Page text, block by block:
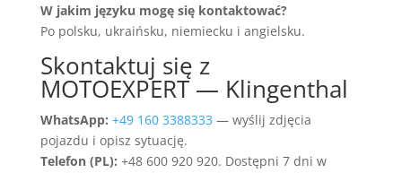
W jakim języku mogę się kontaktować?
Po polsku, ukraińsku, niemiecku i angielsku.
Skontaktuj się z
MOTOEXPERT — Klingenthal
WhatsApp: +49 160 3388333 — wyślij zdjęcia
pojazdu i opisz sytuację.
Telefon (PL): +48 600 920 920. Dostępni 7 dni w